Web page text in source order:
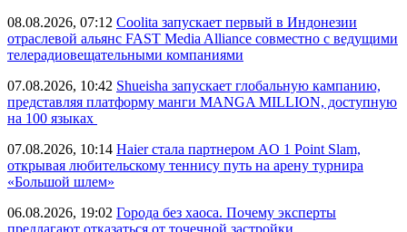
08.08.2026, 07:12 Coolita запускает первый в Индонезии
отраслевой альянс FAST Media Alliance совместно с ведущими
телерадиовещательными компаниями
07.08.2026, 10:42 Shueisha запускает глобальную кампанию,
представляя платформу манги MANGA MILLION, доступную
на 100 языках
07.08.2026, 10:14 Haier стала партнером AO 1 Point Slam,
открывая любительскому теннису путь на арену турнира
«Большой шлем»
06.08.2026, 19:02 Города без хаоса. Почему эксперты
предлагают отказаться от точечной застройки